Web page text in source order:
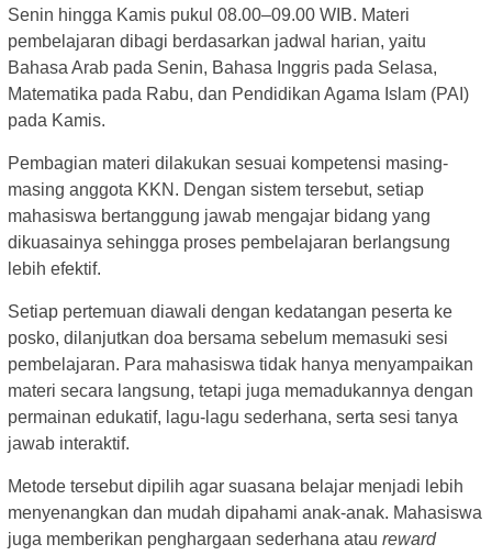
Senin hingga Kamis pukul 08.00–09.00 WIB. Materi
pembelajaran dibagi berdasarkan jadwal harian, yaitu
Bahasa Arab pada Senin, Bahasa Inggris pada Selasa,
Matematika pada Rabu, dan Pendidikan Agama Islam (PAI)
pada Kamis.
Pembagian materi dilakukan sesuai kompetensi masing-
masing anggota KKN. Dengan sistem tersebut, setiap
mahasiswa bertanggung jawab mengajar bidang yang
dikuasainya sehingga proses pembelajaran berlangsung
lebih efektif.
Setiap pertemuan diawali dengan kedatangan peserta ke
posko, dilanjutkan doa bersama sebelum memasuki sesi
pembelajaran. Para mahasiswa tidak hanya menyampaikan
materi secara langsung, tetapi juga memadukannya dengan
permainan edukatif, lagu-lagu sederhana, serta sesi tanya
jawab interaktif.
Metode tersebut dipilih agar suasana belajar menjadi lebih
menyenangkan dan mudah dipahami anak-anak. Mahasiswa
juga memberikan penghargaan sederhana atau reward